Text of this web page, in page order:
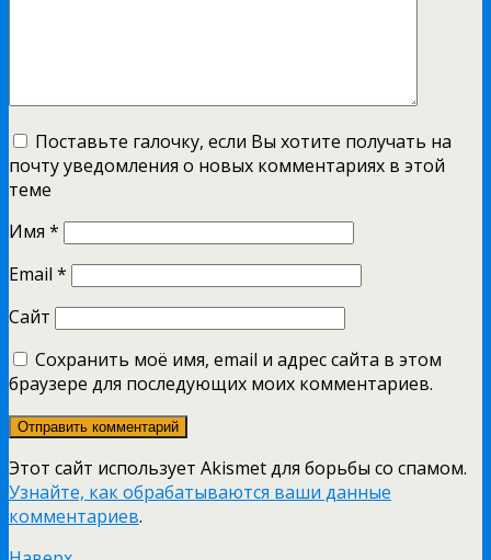
Поставьте галочку, если Вы хотите получать на
почту уведомления о новых комментариях в этой
теме
Имя *
Email *
Сайт
Сохранить моё имя, email и адрес сайта в этом
браузере для последующих моих комментариев.
Этот сайт использует Akismet для борьбы со спамом.
Узнайте, как обрабатываются ваши данные
комментариев.